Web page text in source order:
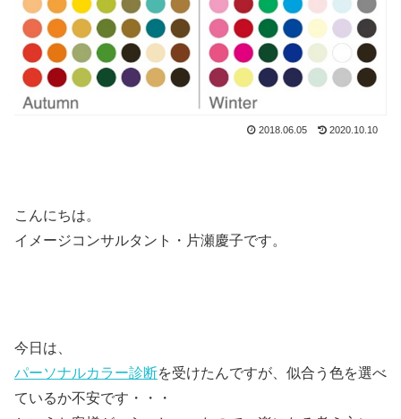
2018.06.05 2020.10.10
こんにちは。
イメージコンサルタント・片瀬慶子です。
今日は、
パーソナルカラー診断を受けたんですが、似合う色を選べ
ているか不安です・・・